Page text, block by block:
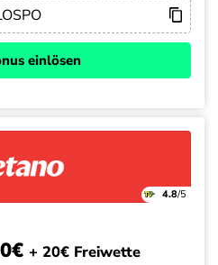
einlösen
4.8/5
+ 20€ Freiwette